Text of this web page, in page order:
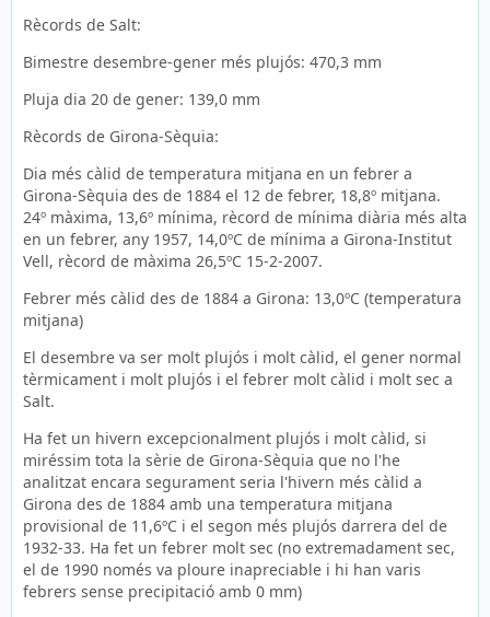
Rècords de Salt:
Bimestre desembre-gener més plujós: 470,3 mm
Pluja dia 20 de gener: 139,0 mm
Rècords de Girona-Sèquia:
Dia més càlid de temperatura mitjana en un febrer a
Girona-Sèquia des de 1884 el 12 de febrer, 18,8º mitjana.
24º màxima, 13,6º mínima, rècord de mínima diària més alta
en un febrer, any 1957, 14,0ºC de mínima a Girona-Institut
Vell, rècord de màxima 26,5ºC 15-2-2007.
Febrer més càlid des de 1884 a Girona: 13,0ºC (temperatura
mitjana)
El desembre va ser molt plujós i molt càlid, el gener normal
tèrmicament i molt plujós i el febrer molt càlid i molt sec a
Salt.
Ha fet un hivern excepcionalment plujós i molt càlid, si
miréssim tota la sèrie de Girona-Sèquia que no l'he
analitzat encara segurament seria l'hivern més càlid a
Girona des de 1884 amb una temperatura mitjana
provisional de 11,6ºC i el segon més plujós darrera del de
1932-33. Ha fet un febrer molt sec (no extremadament sec,
el de 1990 només va ploure inapreciable i hi han varis
febrers sense precipitació amb 0 mm)